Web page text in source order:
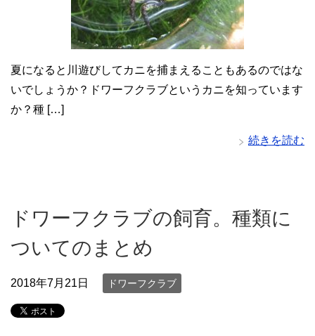
夏になると川遊びしてカニを捕まえることもあるのではな
いでしょうか？ドワーフクラブというカニを知っています
か？種 […]
続きを読む
ドワーフクラブの飼育。種類に
ついてのまとめ
2018年7月21日 ドワーフクラブ